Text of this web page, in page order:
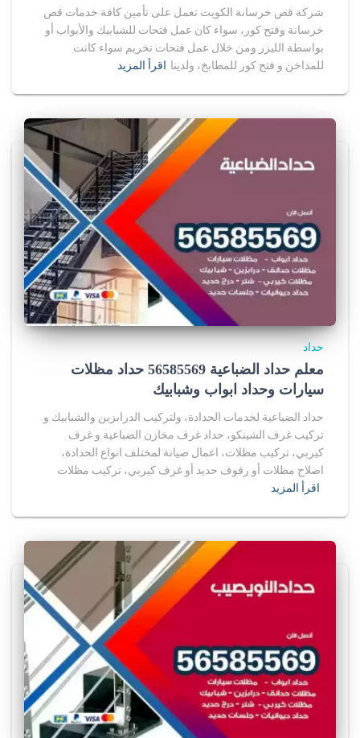
شركة قص خرسانة الكويت تعمل على تأمين كافة خدمات قص
خرسانة وفتح كور، سواء كان عمل فتحات للشبابيك والأبواب أو
بواسطة الليزر ومن خلال عمل فتحات تخريم سواء كانت
للمداخن و فتح كور للمطابخ، ولدينا اقرأ المزيد
حداد
معلم حداد الضباعية 56585569 حداد مظلات
سيارات وحداد ابواب وشبابيك
حداد الضباعية لخدمات الحدادة، ولتركيب الدرابزين والشبابيك و
تركيب غرف الشينكو، حداد غرف مخازن الضباعية و غرف
كيربي، تركيب مظلات، اعمال صيانة لمختلف انواع الحدادة،
اصلاح مظلات أو رفوف حديد أو غرف كيربي، تركيب مظلات
اقرأ المزيد